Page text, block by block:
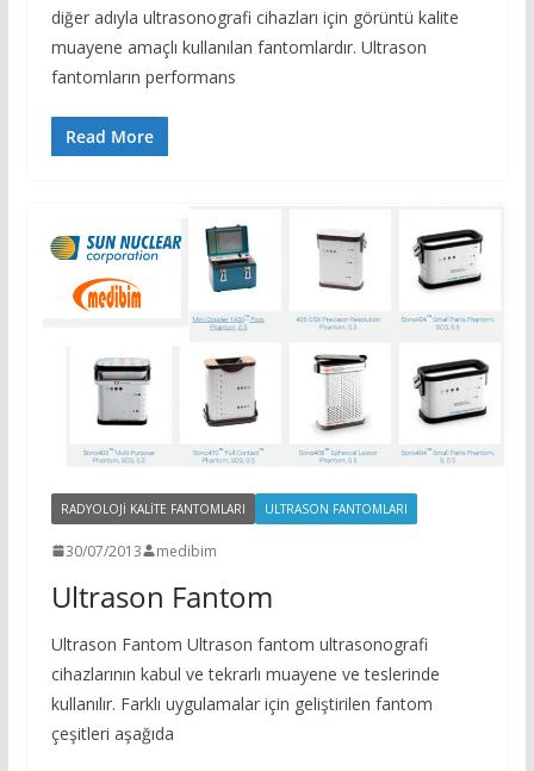
diğer adıyla ultrasonografi cihazları için görüntü kalite
muayene amaçlı kullanılan fantomlardır. Ultrason
fantomların performans
Read More
RADYOLOJI KALITE FANTOMLARI ULTRASON FANTOMLARI
30/07/2013 medibim
Ultrason Fantom
Ultrason Fantom Ultrason fantom ultrasonografi
cihazlarının kabul ve tekrarlı muayene ve teslerinde
kullanılır. Farklı uygulamalar için geliştirilen fantom
çeşitleri aşağıda